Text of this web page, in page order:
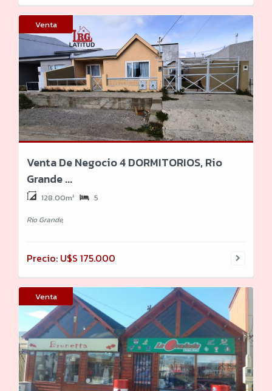
Venta
Venta De Negocio 4 DORMITORIOS, Rio
Grande ...
128.00m² 5
Rio Grande,
Precio: U$S 175.000
Venta